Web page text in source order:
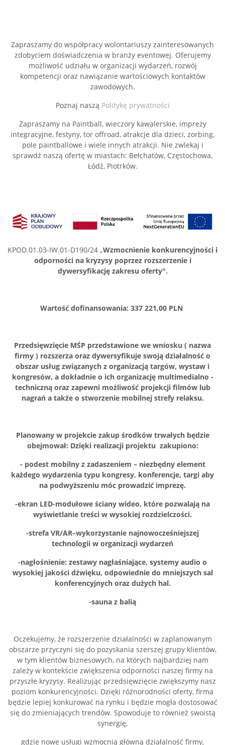
Zapraszamy do współpracy wolontariuszy zainteresowanych
zdobyciem doświadczenia w branży eventowej. Oferujemy
możliwość udziału w organizacji wydarzeń, rozwój
kompetencji oraz nawiązanie wartościowych kontaktów
zawodowych.
Poznaj naszą Politykę prywatności
Zapraszamy na Paintball, wieczory kawalerskie, imprezy
integracyjne, festyny, tor offroad, atrakcje dla dzieci, zorbing,
pole paintballowe i wiele innych atrakcji. Nie zwlekaj i
sprawdź naszą ofertę w miastach: Bełchatów, Częstochowa,
Łódź, Piotrków.
KPOD.01.03-IW.01-D190/24 „Wzmocnienie konkurencyjności i
odporności na kryzysy poprzez rozszerzenie i
dywersyfikację zakresu oferty".
Wartość dofinansowania: 337 221,00 PLN
Przedsięwzięcie MŚP przedstawione we wniosku ( nazwa
firmy ) rozszerza oraz dywersyfikuje swoją działalność o
obszar usług związanych z organizacją targów, wystaw i
kongresów, a dokładnie o ich organizację multimedialno -
techniczną oraz zapewni możliwość projekcji filmów lub
nagrań a także o stworzenie mobilnej strefy relaksu.
Planowany w projekcie zakup środków trwałych będzie
obejmował: Dzięki realizacji projektu zakupiono:
- podest mobilny z zadaszeniem – niezbędny element
każdego wydarzenia typu kongresy, konferencje, targi aby
na podwyższeniu móc prowadzić imprezę.
-ekran LED-modułowe ściany wideo, które pozwalają na
wyświetlanie treści w wysokiej rozdzielczości.
-strefa VR/AR–wykorzystanie najnowocześniejszej
technologii w organizacji wydarzeń
-nagłośnienie: zestawy nagłaśniające, systemy audio o
wysokiej jakości dźwięku, odpowiednie do mniejszych sal
konferencyjnych oraz dużych hal.
-sauna z balią
Oczekujemy, że rozszerzenie działalności w zaplanowanym
obszarze przyczyni się do pozyskania szerszej grupy klientów,
w tym klientów biznesowych, na których najbardziej nam
zależy w kontekście zwiększenia odporności naszej firmy na
przyszłe kryzysy. Realizując przedsięwzięcie zwiększymy nasz
poziom konkurencyjności. Dzięki różnorodności oferty, firma
będzie lepiej konkurować na rynku i będzie mogła dostosować
się do zmieniających trendów. Spowoduje to również swoistą
synergię,
gdzie nowe usługi wzmocnią główną działalność firmy,